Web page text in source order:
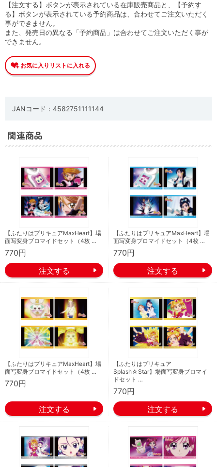
【注文する】ボタンが表示されている在庫販売商品と、【予約す
る】ボタンが表示されている予約商品は、合わせてご注文いただく
事ができません。
また、発売日の異なる「予約商品」は合わせてご注文いただく事が
できません。
JANコード：4582751111144
関連商品
【ふたりはプリキュアMaxHeart】場
面写変身ブロマイドセット（4枚 …
770円
【ふたりはプリキュアMaxHeart】場
面写変身ブロマイドセット（4枚 …
770円
【ふたりはプリキュアMaxHeart】場
面写変身ブロマイドセット（4枚 …
770円
【ふたりはプリキュア
Splash☆Star】場面写変身ブロマイ
ドセット …
770円